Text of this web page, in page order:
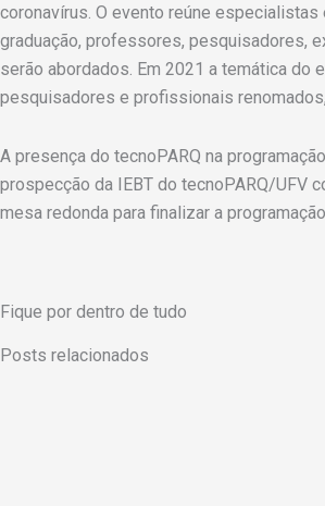
coronavírus. O evento reúne
graduação, professores, pesquisadores,
serão abordados. Em 2021 a temática do
pesquisadores e profissionais
A presença do tecnoPARQ na
prospecção da IEBT do tecnoPARQ/UFV
mesa redonda para finalizar a
Fique por dentro de tudo
Posts relacionados